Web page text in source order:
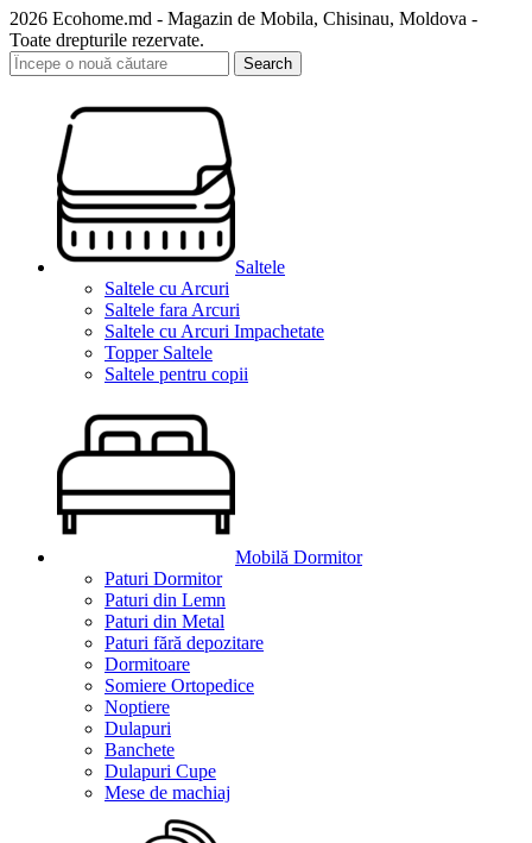
2026 Ecohome.md - Magazin de Mobila, Chisinau, Moldova -
Toate drepturile rezervate.
Search
Saltele
Saltele cu Arcuri
Saltele fara Arcuri
Saltele cu Arcuri Impachetate
Topper Saltele
Saltele pentru copii
Mobilă Dormitor
Paturi Dormitor
Paturi din Lemn
Paturi din Metal
Paturi fără depozitare
Dormitoare
Somiere Ortopedice
Noptiere
Dulapuri
Banchete
Dulapuri Cupe
Mese de machiaj